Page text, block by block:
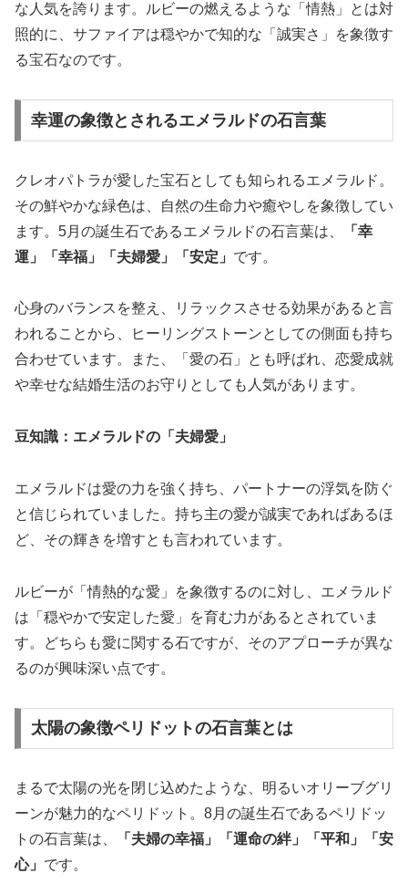
な人気を誇ります。ルビーの燃えるような「情熱」とは対
照的に、サファイアは穏やかで知的な「誠実さ」を象徴す
る宝石なのです。
幸運の象徴とされるエメラルドの石言葉
クレオパトラが愛した宝石としても知られるエメラルド。
その鮮やかな緑色は、自然の生命力や癒やしを象徴してい
ます。5月の誕生石であるエメラルドの石言葉は、
「幸
運」「幸福」「夫婦愛」「安定」 です。
心身のバランスを整え、リラックスさせる効果があると言
われることから、ヒーリングストーンとしての側面も持ち
合わせています。また、「愛の石」とも呼ばれ、恋愛成就
や幸せな結婚生活のお守りとしても人気があります。
豆知識：エメラルドの「夫婦愛」
エメラルドは愛の力を強く持ち、パートナーの浮気を防ぐ
と信じられていました。持ち主の愛が誠実であればあるほ
ど、その輝きを増すとも言われています。
ルビーが「情熱的な愛」を象徴するのに対し、エメラルド
は 「穏やかで安定した愛」
を育む力があるとされていま
す。どちらも愛に関する石ですが、そのアプローチが異な
るのが興味深い点です。
太陽の象徴ペリドットの石言葉とは
まるで太陽の光を閉じ込めたような、明るいオリーブグリ
ーンが魅力的なペリドット。8月の誕生石であるペリドッ
トの石言葉は、
「夫婦の幸福」「運命の絆」「平和」「安
心」 です。